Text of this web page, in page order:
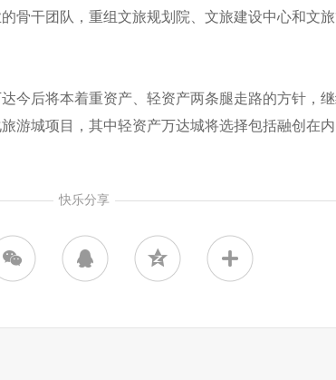
骨干团队，重组文旅规划院、文旅建设中心和文
今后将本着重资产、轻资产两条腿走路的方针，
游城项目，其中轻资产万达城将选择包括融创在
快乐分享